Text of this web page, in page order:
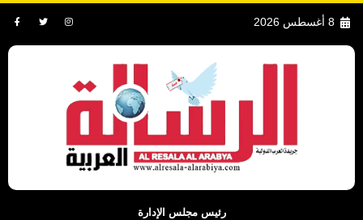
8 أغسطس 2026
رئيس مجلس الإدارة